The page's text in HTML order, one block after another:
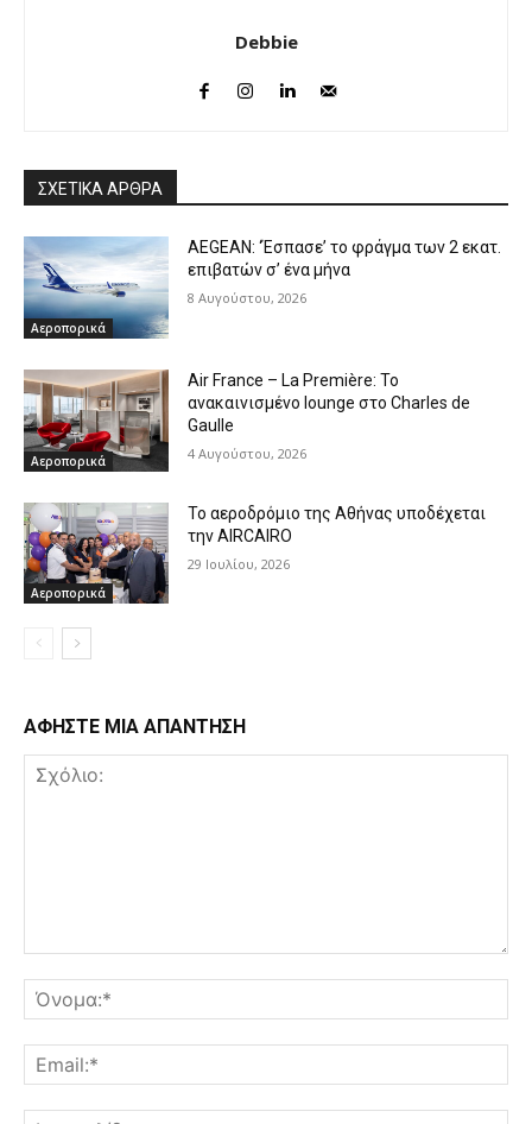
Debbie
ΣΧΕΤΙΚΑ ΑΡΘΡΑ
Αεροπορικά
AEGEAN: ‘Έσπασε’ το φράγμα των 2 εκατ.
επιβατών σ’ ένα μήνα
8 Αυγούστου, 2026
Αεροπορικά
Air France – La Première: Το
ανακαινισμένο lounge στο Charles de
Gaulle
4 Αυγούστου, 2026
Αεροπορικά
Το αεροδρόμιο της Αθήνας υποδέχεται
την AIRCAIRO
29 Ιουλίου, 2026
ΑΦΗΣΤΕ ΜΙΑ ΑΠΑΝΤΗΣΗ